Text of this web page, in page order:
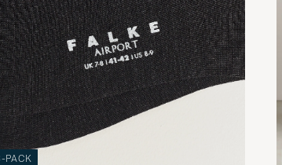
PACK